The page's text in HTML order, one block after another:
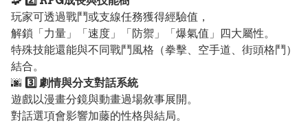
玩家可透過戰鬥或支線任務獲得經驗值，
解鎖「力量」「速度」「防禦」「爆氣值」四大屬性。
特殊技能還能與不同戰鬥風格（拳擊、空手道、街頭格鬥）
結合。
🌆 3️⃣ 劇情與分支對話系統
遊戲以漫畫分鏡與動畫過場敘事展開。
對話選項會影響加藤的性格與結局。